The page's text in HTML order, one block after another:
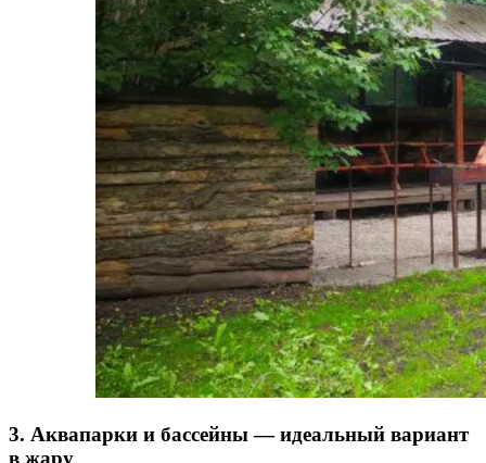
3. Аквапарки и бассейны — идеальный вариант
в жару